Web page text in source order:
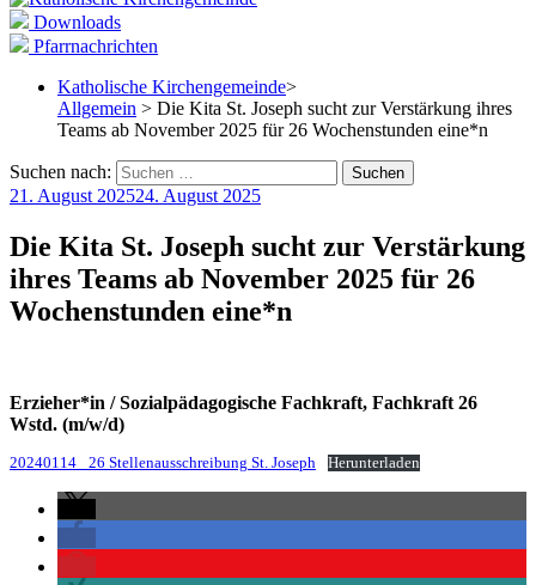
Downloads
Pfarrnachrichten
Katholische Kirchengemeinde>
Allgemein > Die Kita St. Joseph sucht zur Verstärkung ihres
Teams ab November 2025 für 26 Wochenstunden eine*n
Suchen nach:
21. August 202524. August 2025
Die Kita St. Joseph sucht zur Verstärkung
ihres Teams ab November 2025 für 26
Wochenstunden eine*n
Erzieher*in / Sozialpädagogische Fachkraft, Fachkraft 26
Wstd. (m/w/d)
20240114_ 26 Stellenausschreibung St. Joseph Herunterladen